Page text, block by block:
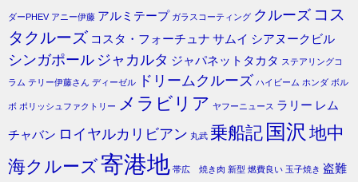
ダーPHEV アニー伊藤 アルミテープ ガラスコーティング クルーズ コス
タクルーズ コスタ・フォーチュナ サムイ シアヌークビル
シンガポール ジャカルタ ジャパネットタカタ ステアリングコ
ラム テリー伊藤さん ディーゼル ドリームクルーズ ハイビーム ホンダ ボル
ボ ポリッシュファクトリー メラビリア ヤフーニュース ラリー レム
チャバン ロイヤルカリビアン 丸武 乗船記 国沢 地中
海クルーズ寄港地 帯広 焼き肉 新型 燃費良い 玉子焼き 盗難